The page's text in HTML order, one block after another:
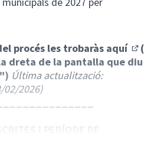
procés les trobaràs aquí
(
dreta de la pantalla que diu
Última actualització:
02/2026)
DE LES